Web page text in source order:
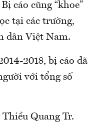
cáo cũng “khoe”
tại các trường,
dân Việt Nam.
2018, bị cáo đã
với tổng số
Quang Tr.